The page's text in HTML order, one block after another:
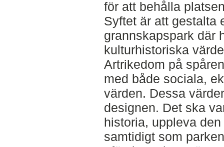
för att behålla
Syftet är att gestalta
grannskapspark där
kulturhistoriska
Artrikedom på
med både sociala,
värden. Dessa
designen. Det ska
historia, uppleva
samtidigt som